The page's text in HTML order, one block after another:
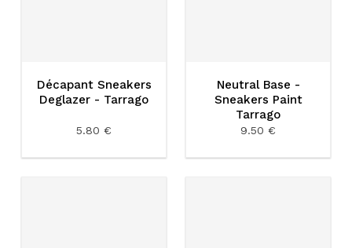
Décapant Sneakers
Deglazer - Tarrago
5.80 €
Neutral Base -
Sneakers Paint
Tarrago
9.50 €